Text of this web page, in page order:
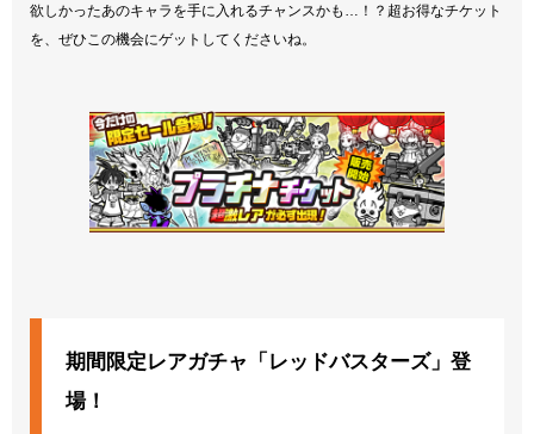
欲しかったあのキャラを手に入れるチャンスかも…！？超お得なチケット
を、ぜひこの機会にゲットしてくださいね。
期間限定レアガチャ「レッドバスターズ」登
場！